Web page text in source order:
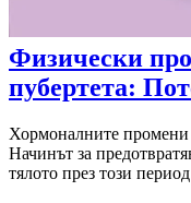
Физически
пубертета:
Хормоналните промени
Начинът за
тялото през този